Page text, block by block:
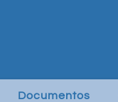
Documentos